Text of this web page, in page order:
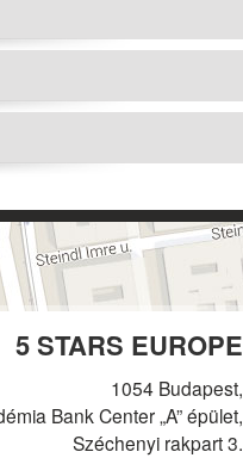
5 STARS EUROPE
1054 Budapest,
Bank Center „A” épület,
Széchenyi rakpart 3.